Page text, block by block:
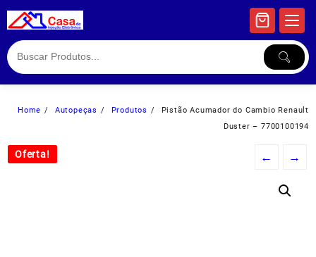
to
Home Autopeças Produtos
Pistão Acumador do Cambio Renault
Duster – 7700100194
Oferta! ← →
Oferta!